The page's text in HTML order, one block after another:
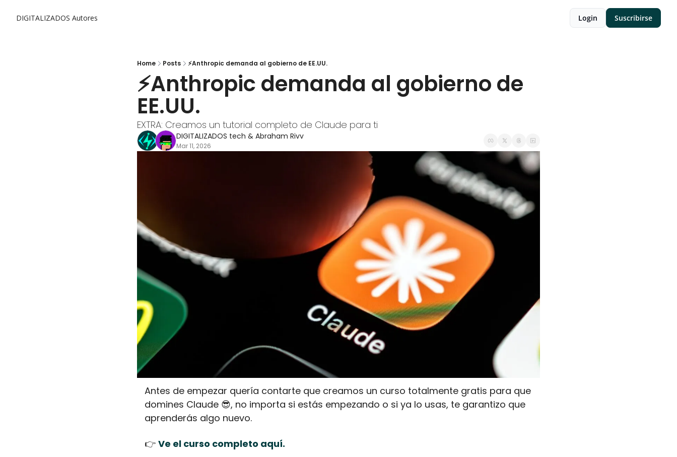
DIGITALIZADOS Autores Login Suscribirse
Home Posts ⚡Anthropic demanda al gobierno de EE.UU.
⚡Anthropic demanda al gobierno de
EE.UU.
EXTRA: Creamos un tutorial completo de Claude para ti
DIGITALIZADOS tech & Abraham Rivv
Mar 11, 2026
Antes de empezar quería contarte que creamos un curso totalmente gratis para que
domines Claude 😎, no importa si estás empezando o si ya lo usas, te garantizo que
aprenderás algo nuevo.
👉 Ve el curso completo aquí.